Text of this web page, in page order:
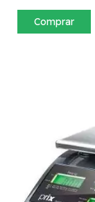
Comprar